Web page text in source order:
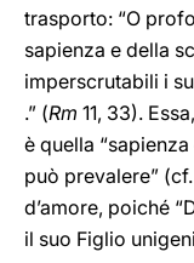
trasporto: “O
sapienza e della
imperscrutabili i
.” (Rm 11, 33).
è quella
può prevalere” (cf.
d’amore, poiché
il suo Figlio